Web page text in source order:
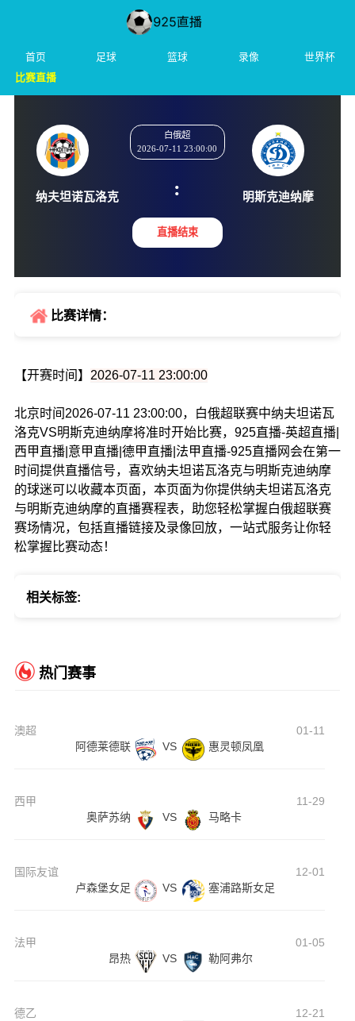
首页 足球 篮球 录像
世界杯
比赛直播
纳夫坦诺瓦洛克 :
比赛详情：
【开赛时间】 2026-07-11 23:00:00
北京时间2026-07-11 23:00:00，白俄超联赛中纳夫坦诺瓦
洛克VS明斯克迪纳摩将准时开始比赛，925直播-英超直播|
西甲直播|意甲直播|德甲直播|法甲直播-925直播网会在第一
时间提供直播信号，喜欢纳夫坦诺瓦洛克与明斯克迪纳摩
的球迷可以收藏本页面，本页面为你提供纳夫坦诺瓦洛克
与明斯克迪纳摩的直播赛程表，助您轻松掌握白俄超联赛
赛场情况，包括直播链接及录像回放，一站式服务让你轻
松掌握比赛动态！
相关标签:
热门赛事
澳超
01-11
阿德莱德联
VS 惠灵顿凤凰
西甲
11-29
奥萨苏纳
VS 马略卡
国际友谊
12-01
卢森堡女足
VS 塞浦路斯女足
法甲
01-05
昂热
VS 勒阿弗尔
德乙
12-21